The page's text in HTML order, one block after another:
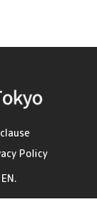
clause
Policy